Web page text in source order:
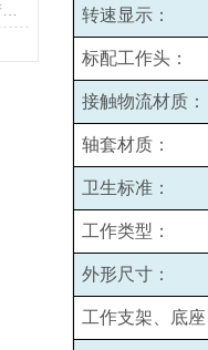
转速显示：
标配工作头：
接触物流材质：
轴套材质：
卫生标准：
工作类型：
外形尺寸：
工作支架、底